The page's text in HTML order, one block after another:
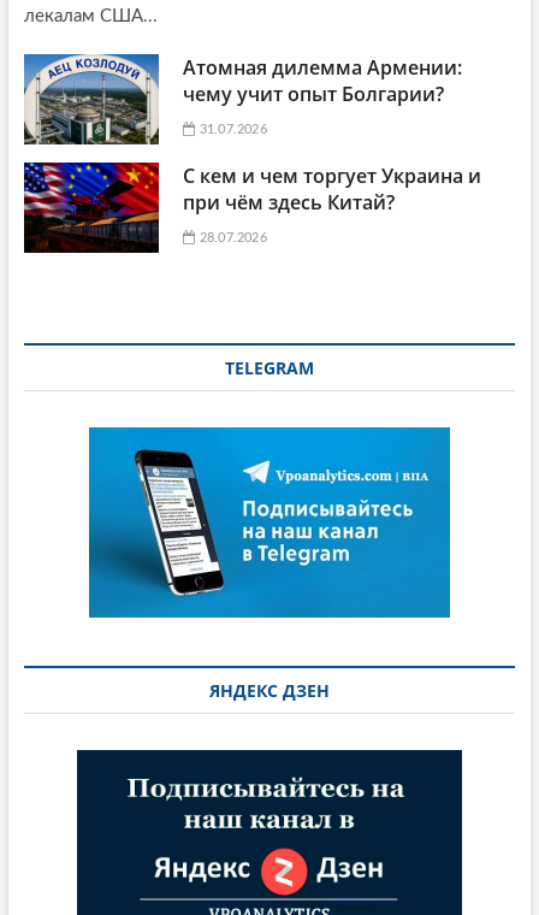
лекалам США...
Атомная дилемма Армении:
чему учит опыт Болгарии?
31.07.2026
С кем и чем торгует Украина и
при чём здесь Китай?
28.07.2026
TELEGRAM
ЯНДЕКС ДЗЕН